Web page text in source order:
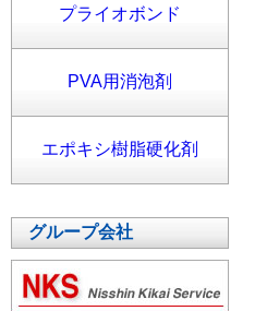
プライオボンド
PVA用消泡剤
エポキシ樹脂硬化剤
グループ会社